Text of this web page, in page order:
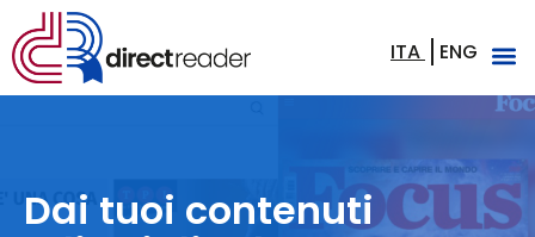
ITA ENG
Dai tuoi contenuti